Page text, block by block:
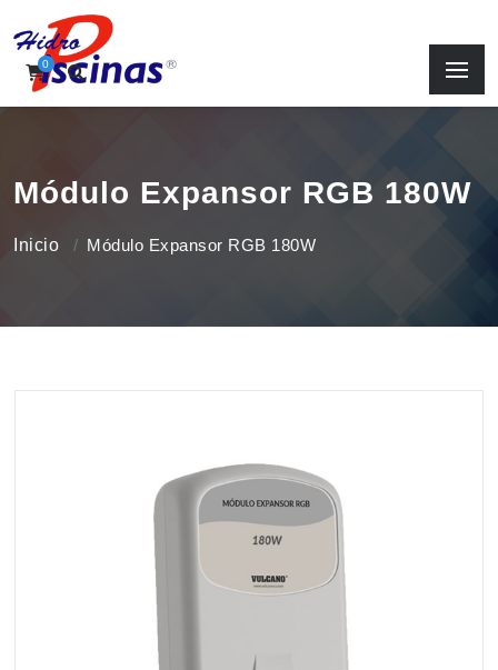
0
Módulo Expansor RGB 180W
Inicio Módulo Expansor RGB 180W